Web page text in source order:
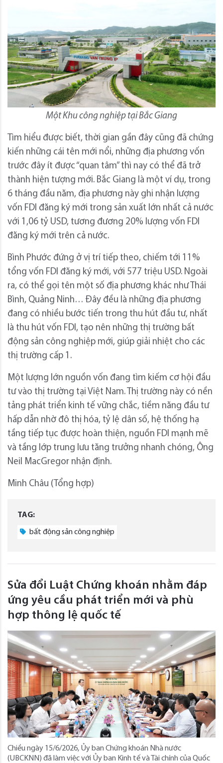
Một Khu công nghiệp tại Bắc Giang
Tìm hiểu được biết, thời gian gần đây cũng đã chứng
kiến những cái tên mới nổi, những địa phương vốn
trước đây ít được “quan tâm” thì nay có thể đã trở
thành hiện tượng mới. Bắc Giang là một ví dụ, trong
6 tháng đầu năm, địa phương này ghi nhận lượng
vốn FDI đăng ký mới trong sản xuất lớn nhất cả nước
với 1,06 tỷ USD, tương đương 20% lượng vốn FDI
đăng ký mới trên cả nước.
Bình Phước đứng ở vị trí tiếp theo, chiếm tới 11%
tổng vốn FDI đăng ký mới, với 577 triệu USD. Ngoài
ra, có thể gọi tên một số địa phương khác như Thái
Bình, Quảng Ninh… Đây đều là những địa phương
đang có nhiều bước tiến trong thu hút đầu tư, nhất
là thu hút vốn FDI, tạo nên những thị trường bất
động sản công nghiệp mới, giúp giải nhiệt cho các
thị trường cấp 1.
Một lượng lớn nguồn vốn đang tìm kiếm cơ hội đầu
tư vào thị trường tại Việt Nam. Thị trường này có nền
tảng phát triển kinh tế vững chắc, tiềm năng đầu tư
hấp dẫn nhờ đô thị hóa, tỷ lệ dân số, hệ thống hạ
tầng tiếp tục được hoàn thiện, nguồn FDI mạnh mẽ
và tầng lớp trung lưu tăng trưởng nhanh chóng, Ông
Neil MacGregor nhận định.
Minh Châu (Tổng hợp)
TAG:
bất động sản công nghiệp
Sửa đổi Luật Chứng khoán nhằm đáp
ứng yêu cầu phát triển mới và phù
hợp thông lệ quốc tế
Chiều ngày 15/6/2026, Ủy ban Chứng khoán Nhà nước
(UBCKNN) đã làm việc với Ủy ban Kinh tế và Tài chính của Quốc